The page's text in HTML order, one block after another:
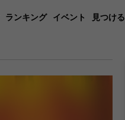
ランキング イベント 見つける